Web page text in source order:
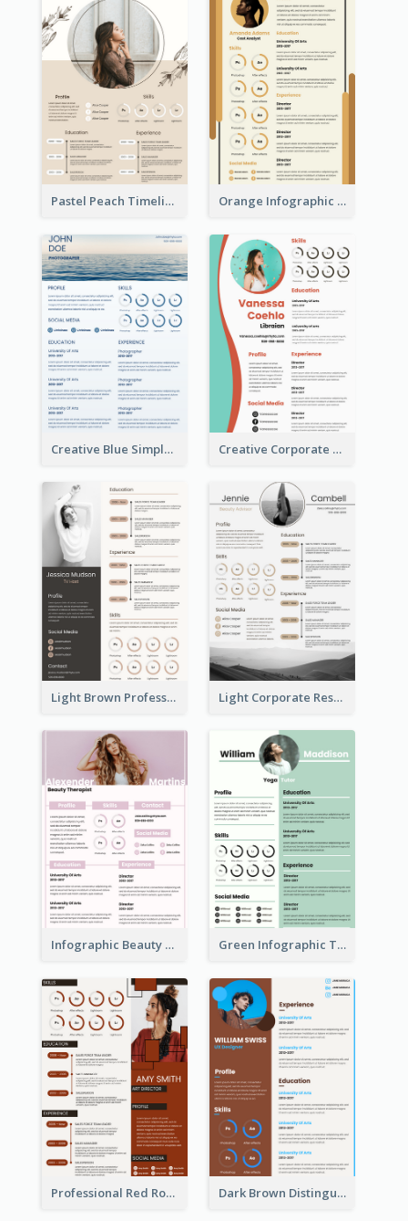
Pastel Peach Timeline Resume Orange Infographic Market Analyst Resume
Creative Blue Simple Resume Creative Corporate Teal Resume
Light Brown Professional Resume Light Corporate Resume
Infographic Beauty Consultant Resume Green Infographic Teacher Resume
Professional Red Rouge Resume Dark Brown Distinguished Modern Resume